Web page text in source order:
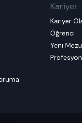
Kariyer
Kariyer
Öğrenci
Yeni